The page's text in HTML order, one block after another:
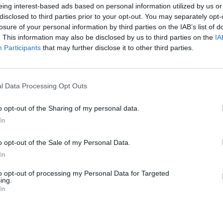
interest-based ads based on personal information utilized by us
to third parties prior to your opt-out. You may separately
of your personal information by third parties on the IAB’s list of
This information may also be disclosed by us to third parties on the
Participants that may further disclose it to other third parties.
Data Processing Opt Outs
opt-out of the Sharing of my personal data.
opt-out of the Sale of my Personal Data.
opt-out of processing my Personal Data for Targeted
Rusija
iš
Avarijos vaizdai Varėnos rajone: po
00:01:20
Politiškai keblus V. Zelenskio vizitas: Serbija